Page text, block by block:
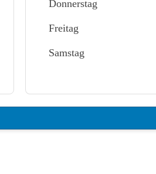
Donnerstag
Freitag
Samstag